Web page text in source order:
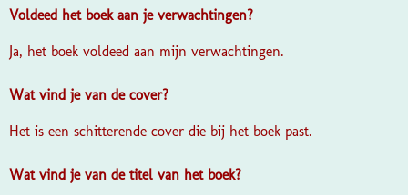
Voldeed het boek aan je verwachtingen?
Ja, het boek voldeed aan mijn verwachtingen.
Wat vind je van de cover?
Het is een schitterende cover die bij het boek past.
Wat vind je van de titel van het boek?